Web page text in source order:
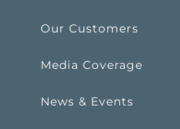
Our Customers
Media Coverage
News & Events